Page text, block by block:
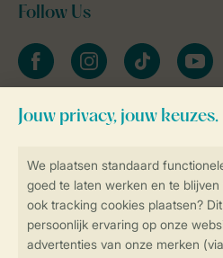
Veilig en snel online boeken
Veilige gegevensoverdracht
Follow Us
facebookinstagramtiktok youtube
Blijf op de hoogte